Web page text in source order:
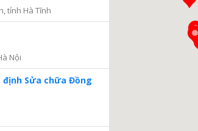
tỉnh Hà Tĩnh
Nội
định Sửa chữa Đồng